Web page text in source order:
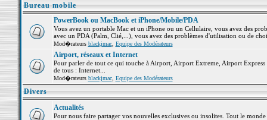
Bureau mobile
PowerBook ou MacBook et iPhone/Mobile/PDA
Vous avez un portable Mac et un iPhone ou un Cellulaire, vous avez des
avec un PDA (Palm, Clié,...), vous avez des problèmes d'utilisation ou de
Mod�rateurs blackjmac, Equipe des Modérateurs
Airport, réseaux et Internet
Pour parler de tout ce qui touche à Airport, Airport Extreme, Airport
de tous : Internet...
Mod�rateurs blackjmac, Equipe des Modérateurs
Divers
Actualités
Pour nous faire partager vos nouvelles exclusives ou insolites. Tout le